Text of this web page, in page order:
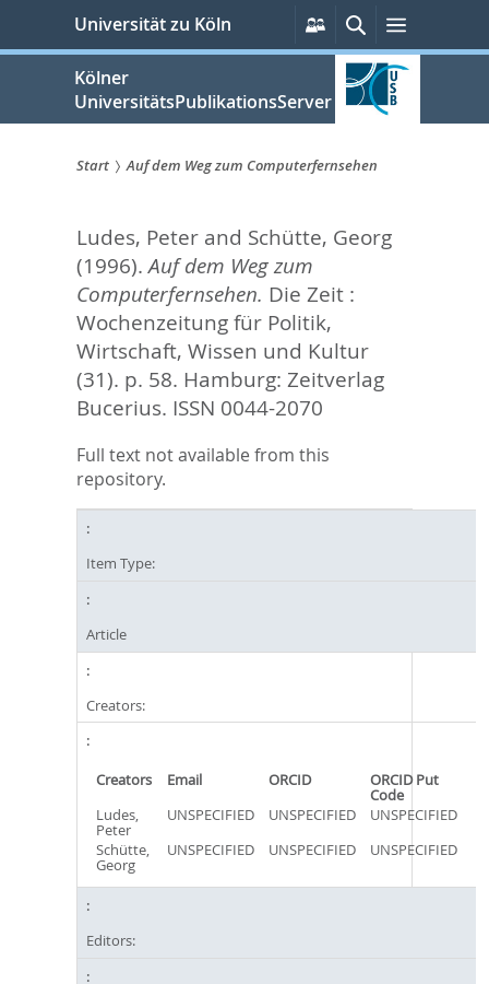
springen
Universität zu Köln
Persönliche
Services
SucheMenü
Kölner
UniversitätsPublikationsServer
sind
hier:
Start Auf dem Weg zum Computerfernsehen
Ludes, Peterand Schütte, Georg
(1996).Auf dem Weg zum
Computerfernsehen. Die Zeit :
Wochenzeitung für Politik,
Wirtschaft, Wissen und Kultur
(31). p. 58. Hamburg: Zeitverlag
Bucerius. ISSN 0044-2070
Full text not available from this
repository.
Item Type:
Article
Creators:
Creators Email ORCID ORCID Put
Code
Ludes,
Peter
UNSPECIFIED UNSPECIFIED
UNSPECIFIED
Schütte,
Georg
UNSPECIFIED UNSPECIFIED UNSPECIFIED
Editors: